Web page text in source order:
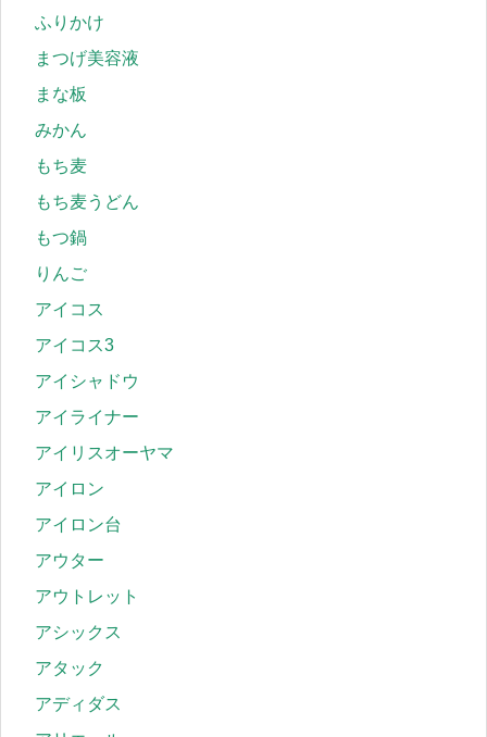
ふりかけ
まつげ美容液
まな板
みかん
もち麦
もち麦うどん
もつ鍋
りんご
アイコス
アイコス3
アイシャドウ
アイライナー
アイリスオーヤマ
アイロン
アイロン台
アウター
アウトレット
アシックス
アタック
アディダス